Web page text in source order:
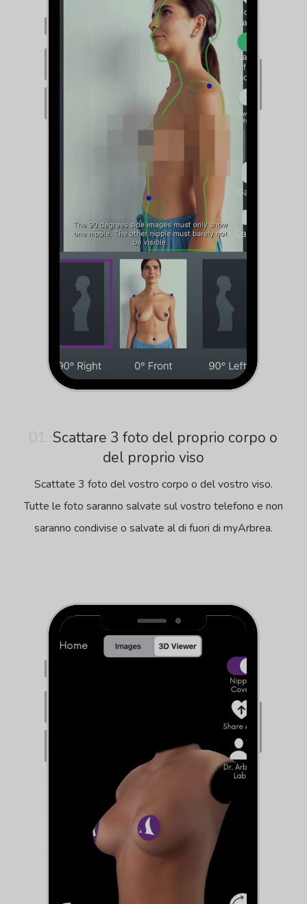
Scattare 3 foto del proprio corpo o
del proprio viso
Scattate 3 foto del vostro corpo o del vostro viso.
Tutte le foto saranno salvate sul vostro telefono e non
saranno condivise o salvate al di fuori di myArbrea.